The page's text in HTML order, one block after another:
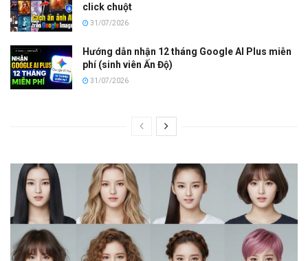
click chuột
31/07/2026
Hướng dẫn nhận 12 tháng Google AI Plus miễn
phí (sinh viên Ấn Độ)
31/07/2026